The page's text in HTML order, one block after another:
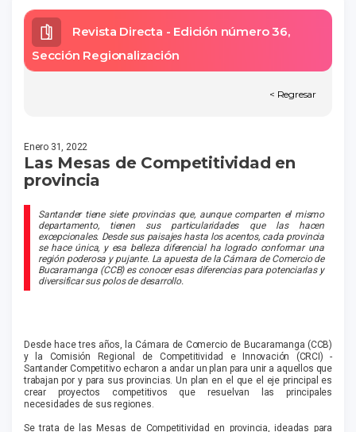
Revista Directa - Edición número 36,
Sección Regionalización
< Regresar
Enero 31, 2022
Las Mesas de Competitividad en
provincia
Santander tiene siete provincias que, aunque comparten el mismo
departamento, tienen sus particularidades que las hacen
excepcionales. Desde sus paisajes hasta los acentos, cada provincia
se hace única, y esa belleza diferencial ha logrado conformar una
región poderosa y pujante. La apuesta de la Cámara de Comercio de
Bucaramanga (CCB) es conocer esas diferencias para potenciarlas y
diversificar sus polos de desarrollo.
Desde hace tres años, la Cámara de Comercio de Bucaramanga (CCB)
y la Comisión Regional de Competitividad e Innovación (CRCI) -
Santander Competitivo echaron a andar un plan para unir a aquellos que
trabajan por y para sus provincias. Un plan en el que el eje principal es
crear proyectos competitivos que resuelvan las principales
necesidades de sus regiones.
Se trata de las Mesas de Competitividad en provincia, ideadas para